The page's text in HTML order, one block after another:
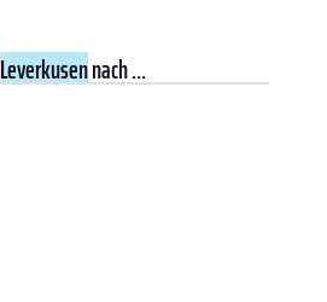
Leverkusennach ...